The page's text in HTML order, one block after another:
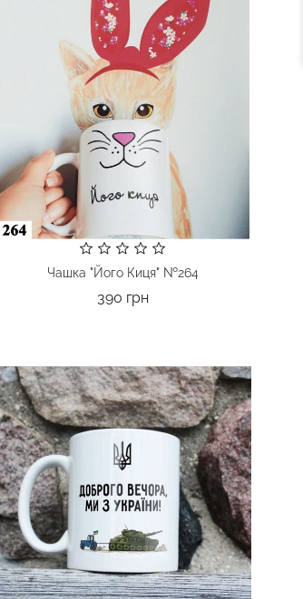
Чашка "Його Киця" №264
390 грнЦіна